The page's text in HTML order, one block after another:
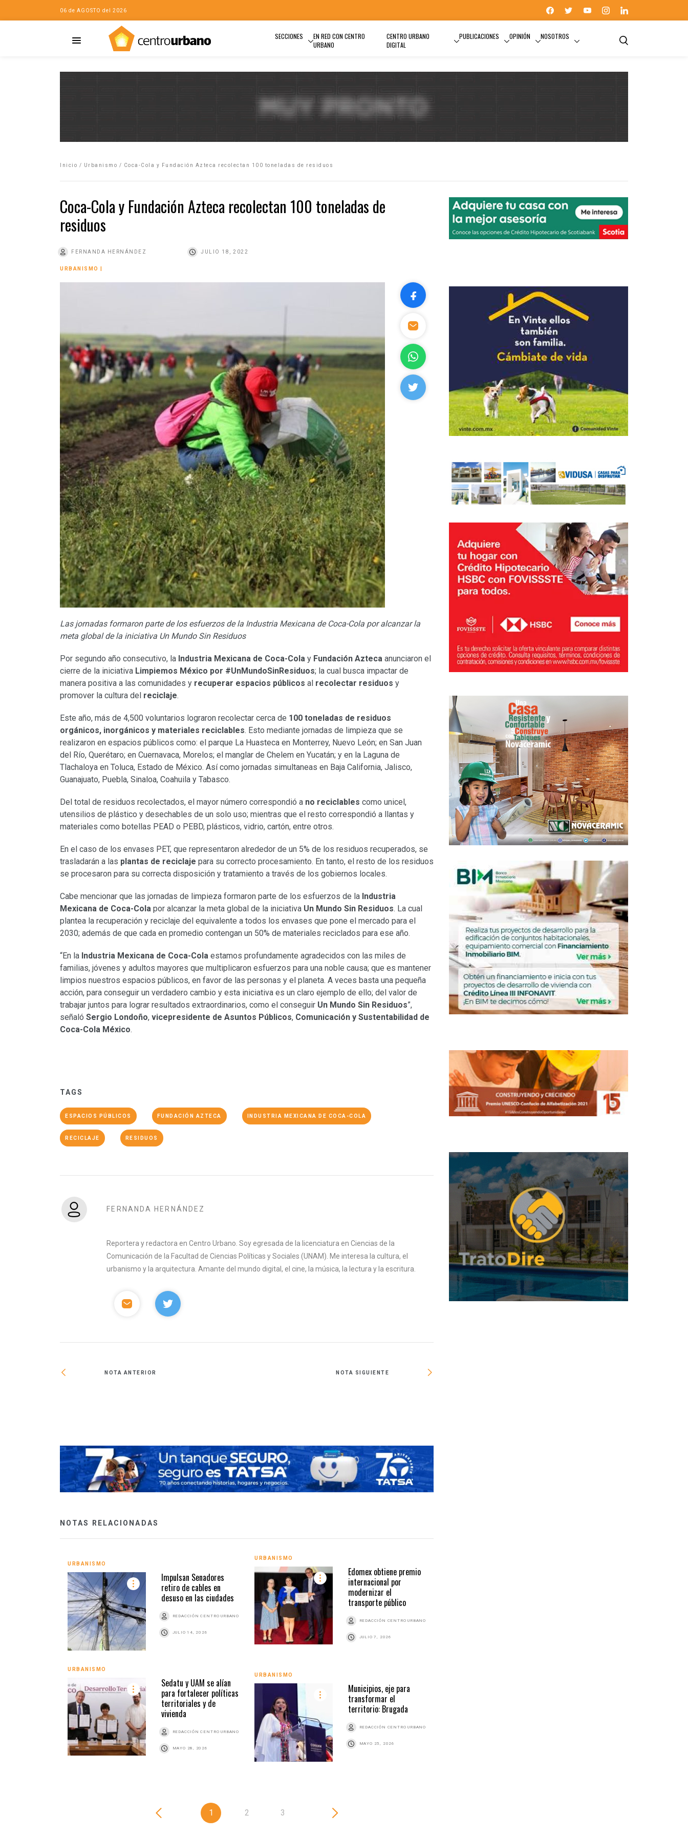
06 de AGOSTO del 2026
SECCIONES
EN RED CON CENTRO
URBANO
CENTRO URBANO
DIGITAL
PUBLICACIONES OPINIÓN NOSOTROS
Inicio / Urbanismo / Coca-Cola y Fundación Azteca recolectan 100 toneladas de residuos
Coca-Cola y Fundación Azteca recolectan 100 toneladas de
residuos
FERNANDA HERNÁNDEZ JULIO 18, 2022
URBANISMO
Las jornadas formaron parte de los esfuerzos de la Industria Mexicana de Coca-Cola por alcanzar la
meta global de la iniciativa Un Mundo Sin Residuos
Por segundo año consecutivo, la Industria Mexicana de Coca-Cola y Fundación Azteca anunciaron el
cierre de la iniciativa Limpiemos México por #UnMundoSinResiduos; la cual busca impactar de
manera positiva a las comunidades y recuperar espacios públicos al recolectar residuos y
promover la cultura del reciclaje.
Este año, más de 4,500 voluntarios lograron recolectar cerca de 100 toneladas de residuos
orgánicos, inorgánicos y materiales reciclables. Esto mediante jornadas de limpieza que se
realizaron en espacios públicos como: el parque La Huasteca en Monterrey, Nuevo León; en San Juan
del Río, Querétaro; en Cuernavaca, Morelos; el manglar de Chelem en Yucatán; y en la Laguna de
Tlachaloya en Toluca, Estado de México. Así como jornadas simultaneas en Baja California, Jalisco,
Guanajuato, Puebla, Sinaloa, Coahuila y Tabasco.
Del total de residuos recolectados, el mayor número correspondió a no reciclables como unicel,
utensilios de plástico y desechables de un solo uso; mientras que el resto correspondió a llantas y
materiales como botellas PEAD o PEBD, plásticos, vidrio, cartón, entre otros.
En el caso de los envases PET, que representaron alrededor de un 5% de los residuos recuperados, se
trasladarán a las plantas de reciclaje para su correcto procesamiento. En tanto, el resto de los residuos
se procesaron para su correcta disposición y tratamiento a través de los gobiernos locales.
Cabe mencionar que las jornadas de limpieza formaron parte de los esfuerzos de la Industria
Mexicana de Coca-Cola por alcanzar la meta global de la iniciativa Un Mundo Sin Residuos. La cual
plantea la recuperación y reciclaje del equivalente a todos los envases que pone el mercado para el
2030; además de que cada en promedio contengan un 50% de materiales reciclados para ese año.
“En la Industria Mexicana de Coca-Cola estamos profundamente agradecidos con las miles de
familias, jóvenes y adultos mayores que multiplicaron esfuerzos para una noble causa; que es mantener
limpios nuestros espacios públicos, en favor de las personas y el planeta. A veces basta una pequeña
acción, para conseguir un verdadero cambio y esta iniciativa es un claro ejemplo de ello; del valor de
trabajar juntos para lograr resultados extraordinarios, como el conseguir Un Mundo Sin Residuos”,
señaló Sergio Londoño, vicepresidente de Asuntos Públicos, Comunicación y Sustentabilidad de
Coca-Cola México.
TAGS
ESPACIOS PÚBLICOS FUNDACIÓN AZTECA INDUSTRIA MEXICANA DE COCA-COLA
RECICLAJE RESIDUOS
FERNANDA HERNÁNDEZ
Reportera y redactora en Centro Urbano. Soy egresada de la licenciatura en Ciencias de la
Comunicación de la Facultad de Ciencias Políticas y Sociales (UNAM). Me interesa la cultura, el
urbanismo y la arquitectura. Amante del mundo digital, el cine, la música, la lectura y la escritura.
NOTA ANTERIOR NOTA SIGUIENTE
NOTAS RELACIONADAS
URBANISMO
Impulsan Senadores
retiro de cables en
desuso en las ciudades
REDACCIÓN CENTRO URBANO
JULIO 14, 2026
URBANISMO
Edomex obtiene premio
internacional por
modernizar el
transporte público
REDACCIÓN CENTRO URBANO
JULIO 7, 2026
URBANISMO
Sedatu y UAM se alían
para fortalecer políticas
territoriales y de
vivienda
REDACCIÓN CENTRO URBANO
MAYO 28, 2026
URBANISMO
Municipios, eje para
transformar el
territorio: Brugada
REDACCIÓN CENTRO URBANO
MAYO 25, 2026
1 2 3